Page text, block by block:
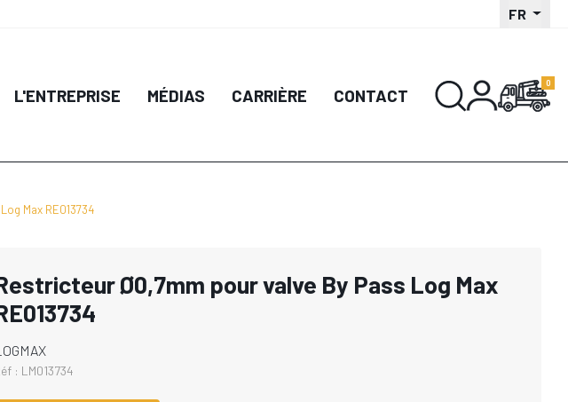
FR
L'ENTREPRISE MÉDIAS CARRIÈRE CONTACT
Max RE013734
Ø0,7mm pour valve By Pass Log Max
: LM013734